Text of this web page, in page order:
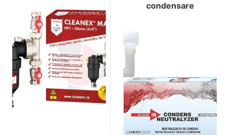
condensare